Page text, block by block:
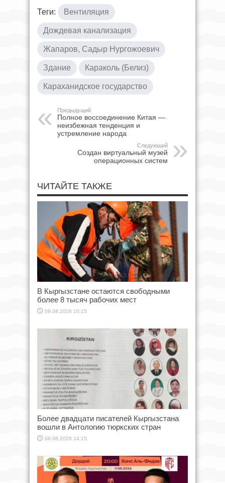
Теги: Вентиляция
Дождевая канализация
Жапаров, Садыр Нургожоевич
Здание Караколь (Белиз)
Караханидское государство
Предыдущий
Полное воссоединение Китая —
неизбежная тенденция и
устремление народа
Следующий
Создан виртуальный музей
операционных систем
ЧИТАЙТЕ ТАКЖЕ
В Кыргызстане остаются свободными
более 8 тысяч рабочих мест
09.08.2026 10:15
Более двадцати писателей Кыргызстана
вошли в Антологию тюркских стран
08.08.2026 14:15